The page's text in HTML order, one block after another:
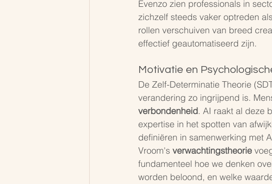
Evenzo zien professionals in
zichzelf steeds vaker optreden
rollen verschuiven van breed
effectief geautomatiseerd zijn.
Motivatie en
De Zelf-Determinatie Theorie
verandering zo ingrijpend is.
verbondenheid. AI raakt al deze
expertise in het spotten van
definiëren in samenwerking met
Vroom's verwachtingstheorie
fundamenteel hoe we denken
worden beloond, en welke